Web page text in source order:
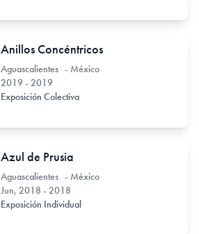
Anillos Concéntricos
Aguascalientes - México
2019 - 2019
Exposición Colectiva
Azul de Prusia
Aguascalientes - México
Jun, 2018 - 2018
Exposición Individual